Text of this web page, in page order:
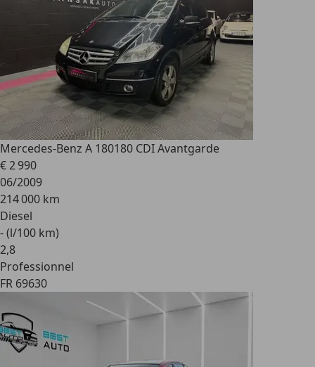
Mercedes-Benz A 180180 CDI Avantgarde
€ 2 990
06/2009
214 000 km
Diesel
- (l/100 km)
2,8
Professionnel
FR 69630